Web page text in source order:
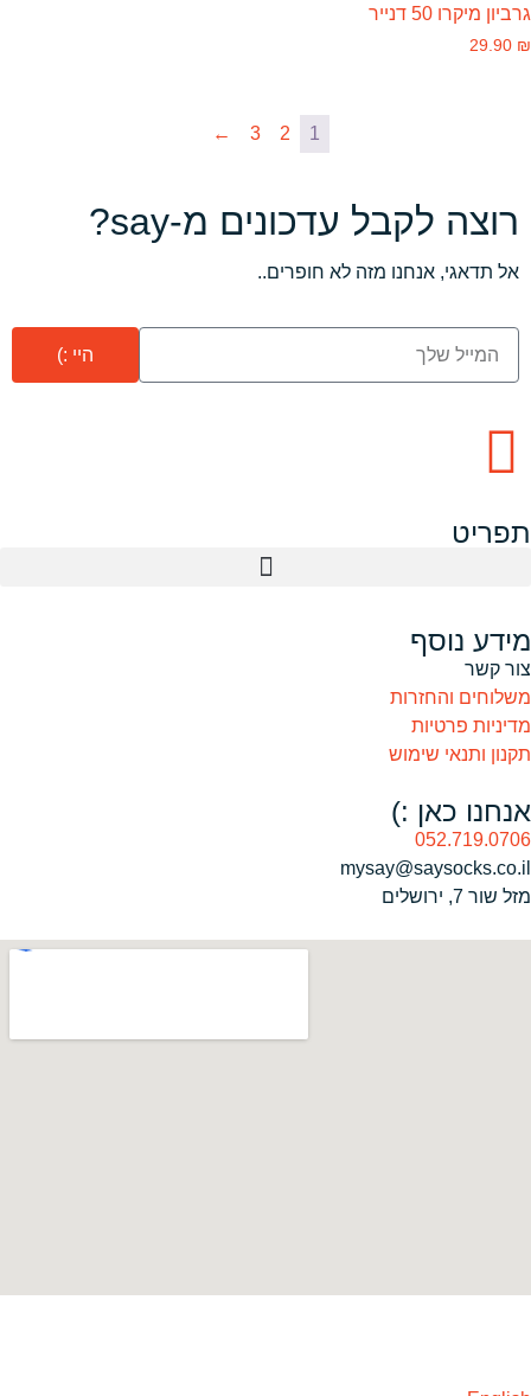
גרביון מיקרו 50 דנייר
29.90 ₪
1
2
3
←
רוצה לקבל עדכונים מ-say?
אל תדאגי, אנחנו מזה לא חופרים..
היי :)
תפריט
מידע נוסף
צור קשר
משלוחים והחזרות
מדיניות פרטיות
תקנון ותנאי שימוש
אנחנו כאן :)
052.719.0706
mysay@saysocks.co.il‏
מזל שור 7, ירושלים